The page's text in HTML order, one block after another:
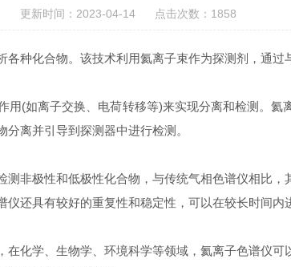
更新时间：2023-04-14 点击次数：1858
化合物。该技术利用氦离子束作为探测剂，通过
如离子交换、电荷转移等)来实现分离和检测。氦
离并引导到探测器中进行检测。
极性和低极性化合物，与传统气相色谱仪相比，
还具有较好的重复性和稳定性，可以在较长时间内
学、生物学、环境科学等领域，氦离子色谱仪可